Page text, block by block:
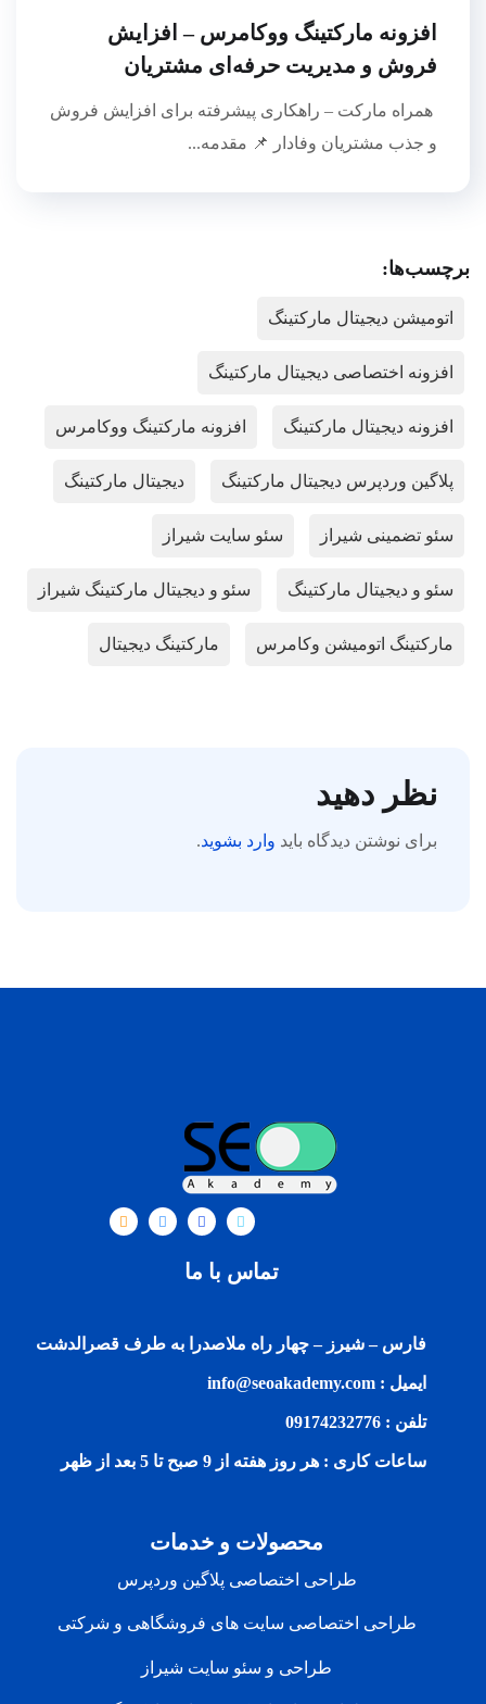
افزونه مارکتینگ ووکامرس – افزایش
فروش و مدیریت حرفه‌ای مشتریان
همراه مارکت – راهکاری پیشرفته برای افزایش فروش
و جذب مشتریان وفادار 📌 مقدمه...
برچسب‌ها:
اتومیشن دیجیتال مارکتینگ
افزونه اختصاصی دیجیتال مارکتینگ
افزونه دیجیتال مارکتینگ افزونه مارکتینگ ووکامرس
پلاگین وردپرس دیجیتال مارکتینگ دیجیتال مارکتینگ
سئو تضمینی شیراز سئو سایت شیراز
سئو و دیجیتال مارکتینگ سئو و دیجیتال مارکتینگ شیراز
مارکتینگ اتومیشن وکامرس مارکتینگ دیجیتال
نظر دهید
برای نوشتن دیدگاه باید وارد بشوید.
تماس با ما
فارس – شیرز – چهار راه ملاصدرا به طرف قصرالدشت
ایمیل : info@seoakademy.com
تلفن : 09174232776
ساعات کاری : هر روز هفته از 9 صبح تا 5 بعد از ظهر
محصولات و خدمات
طراحی اختصاصی پلاگین وردپرس
طراحی اختصاصی سایت های فروشگاهی و شرکتی
طراحی و سئو سایت شیراز